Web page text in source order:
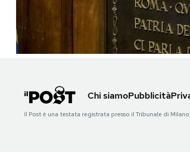
AREA PERSONALE
Chi siamoPubblicità
Il Post è una testata registrata presso il Tribunale di